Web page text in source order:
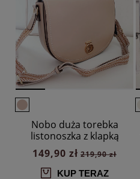
Nobo duża torebka
listonoszka z klapką
beżowa
149,90 zł 219,90 zł
KUP TERAZ